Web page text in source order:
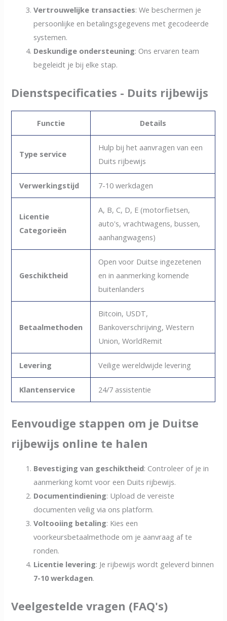
Vertrouwelijke transacties: We beschermen je
persoonlijke en betalingsgegevens met gecodeerde
systemen.
Deskundige ondersteuning: Ons ervaren team
begeleidt je bij elke stap.
Dienstspecificaties - Duits rijbewijs
Functie Details
Type service
Hulp bij het aanvragen van een
Duits rijbewijs
Verwerkingstijd 7-10 werkdagen
Licentie
Categorieën
A, B, C, D, E (motorfietsen,
auto's, vrachtwagens, bussen,
aanhangwagens)
Geschiktheid
Open voor Duitse ingezetenen
en in aanmerking komende
buitenlanders
Betaalmethoden
Bitcoin, USDT,
Bankoverschrijving, Western
Union, WorldRemit
Levering Veilige wereldwijde levering
Klantenservice 24/7 assistentie
Eenvoudige stappen om je Duitse
rijbewijs online te halen
Bevestiging van geschiktheid: Controleer of je in
aanmerking komt voor een Duits rijbewijs.
Documentindiening: Upload de vereiste
documenten veilig via ons platform.
Voltooiing betaling: Kies een
voorkeursbetaalmethode om je aanvraag af te
ronden.
Licentie levering: Je rijbewijs wordt geleverd binnen
7-10 werkdagen.
Veelgestelde vragen (FAQ's)